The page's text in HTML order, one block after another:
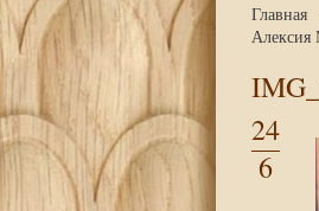
Главная
Алексия
24
6